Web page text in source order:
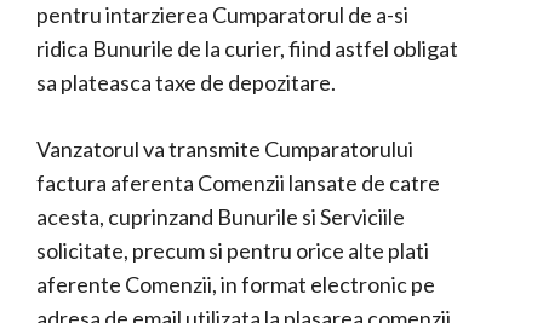
pentru intarzierea Cumparatorul de a-si
ridica Bunurile de la curier, fiind astfel obligat
sa plateasca taxe de depozitare.
Vanzatorul va transmite Cumparatorului
factura aferenta Comenzii lansate de catre
acesta, cuprinzand Bunurile si Serviciile
solicitate, precum si pentru orice alte plati
aferente Comenzii, in format electronic pe